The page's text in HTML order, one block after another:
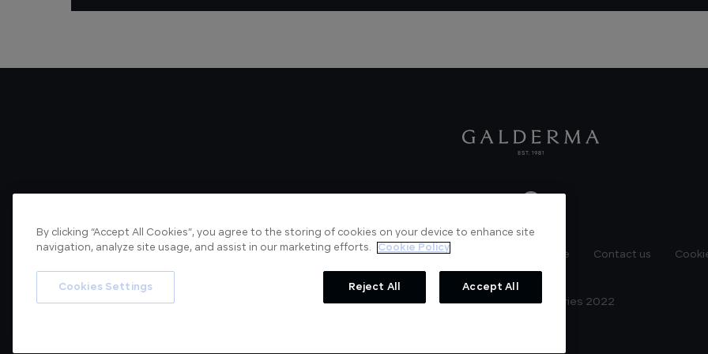
Articles News Videos Verified Certificate Contact us
© Galderma Laboratories 2022
By clicking “Accept All Cookies”, you agree to the storing of cookies on your device to enhance site
navigation, analyze site usage, and assist in our marketing efforts.
Cookie Policy
Reject All Accept All
Cookies Settings